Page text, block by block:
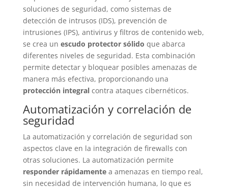
soluciones de seguridad, como sistemas de
detección de intrusos (IDS), prevención de
intrusiones (IPS), antivirus y filtros de contenido web,
se crea un escudo protector sólido que abarca
diferentes niveles de seguridad. Esta combinación
permite detectar y bloquear posibles amenazas de
manera más efectiva, proporcionando una
protección integralcontra ataques cibernéticos.
Automatización y correlación de
seguridad
La automatización y correlación de seguridad son
aspectos clave en la integración de firewalls con
otras soluciones. La automatización permite
responder rápidamentea amenazas en tiempo real,
sin necesidad de intervención humana, lo que es